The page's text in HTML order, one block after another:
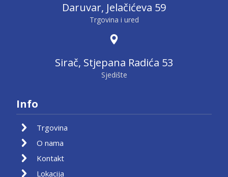
Daruvar, Jelačićeva 59
Trgovina i ured
Sirač, Stjepana Radića 53
Sjedište
Info
Trgovina
O nama
Kontakt
Lokacija